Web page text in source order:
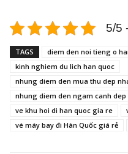
5/5
TAGS
diem den noi tieng o
kinh nghiem du lich han quoc
nhung diem den mua thu dep
nhung diem den ngam canh
ve khu hoi di han quoc gia re
vé máy bay đi Hàn Quốc giá rẻ